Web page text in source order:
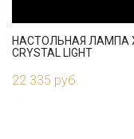
НАСТОЛЬНАЯ ЛАМПА
CRYSTAL LIGHT
22 335 руб.